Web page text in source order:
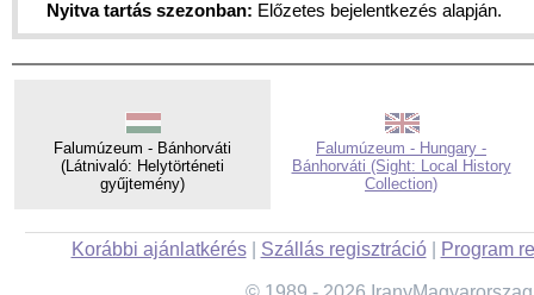
Nyitva tartás szezonban: Előzetes bejelentkezés alapján.
Falumúzeum - Bánhorváti
(Látnivaló: Helytörténeti
gyűjtemény)
Falumúzeum - Hungary -
Bánhorváti (Sight: Local History
Collection)
Korábbi ajánlatkérés| Szállás regisztráció| Program